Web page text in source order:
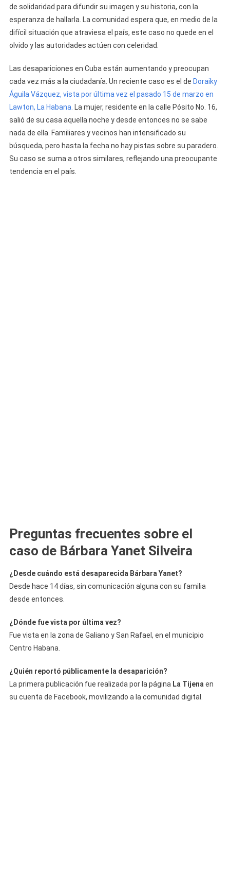
de solidaridad para difundir su imagen y su historia, con la
esperanza de hallarla. La comunidad espera que, en medio de la
difícil situación que atraviesa el país, este caso no quede en el
olvido y las autoridades actúen con celeridad.
Las desapariciones en Cuba están aumentando y preocupan
cada vez más a la ciudadanía. Un reciente caso es el de Doraiky
Águila Vázquez, vista por última vez el pasado 15 de marzo en
Lawton, La Habana. La mujer, residente en la calle Pósito No. 16,
salió de su casa aquella noche y desde entonces no se sabe
nada de ella. Familiares y vecinos han intensificado su
búsqueda, pero hasta la fecha no hay pistas sobre su paradero.
Su caso se suma a otros similares, reflejando una preocupante
tendencia en el país.
Preguntas frecuentes sobre el
caso de Bárbara Yanet Silveira
¿Desde cuándo está desaparecida Bárbara Yanet?
Desde hace 14 días, sin comunicación alguna con su familia
desde entonces.
¿Dónde fue vista por última vez?
Fue vista en la zona de Galiano y San Rafael, en el municipio
Centro Habana.
¿Quién reportó públicamente la desaparición?
La primera publicación fue realizada por la página La Tijena en
su cuenta de Facebook, movilizando a la comunidad digital.